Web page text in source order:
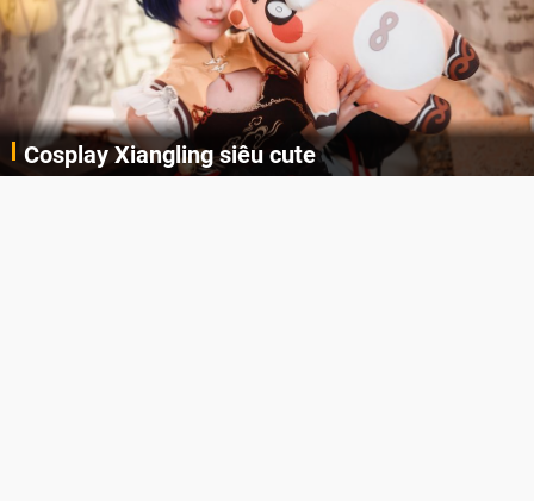
Cosplay Xiangling siêu cute